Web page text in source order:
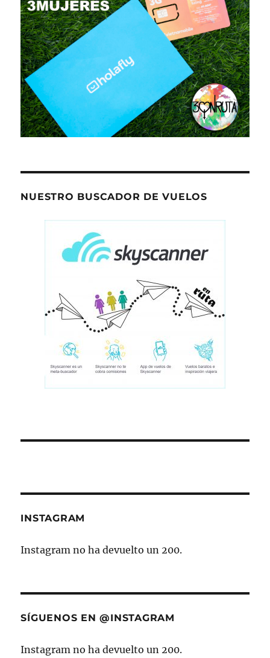
NUESTRO BUSCADOR DE VUELOS
INSTAGRAM
Instagram no ha devuelto un 200.
SÍGUENOS EN @INSTAGRAM
Instagram no ha devuelto un 200.